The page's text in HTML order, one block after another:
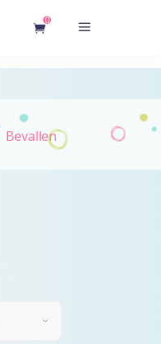
0
Bevallen